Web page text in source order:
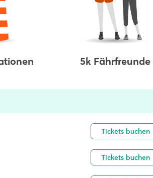
5k Fährfreunde
Tickets buchen
Tickets buchen